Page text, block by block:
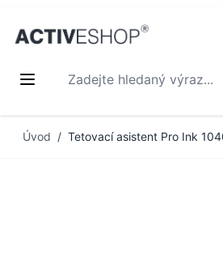
Zadejte hledaný výraz...
Úvod / Tetovací asistent Pro Ink